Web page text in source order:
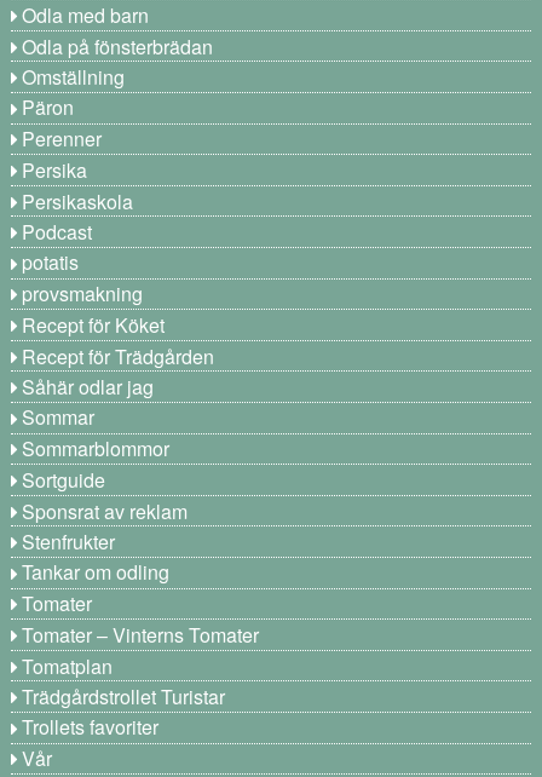
Odla med barn
Odla på fönsterbrädan
Omställning
Päron
Perenner
Persika
Persikaskola
Podcast
potatis
provsmakning
Recept för Köket
Recept för Trädgården
Såhär odlar jag
Sommar
Sommarblommor
Sortguide
Sponsrat av reklam
Stenfrukter
Tankar om odling
Tomater
Tomater – Vinterns Tomater
Tomatplan
Trädgårdstrollet Turistar
Trollets favoriter
Vår